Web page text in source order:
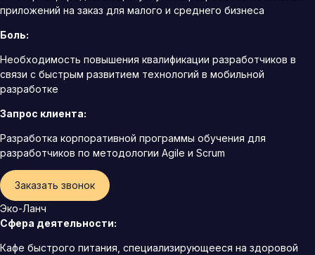
приложений на заказ для малого и среднего бизнеса
Боль:
Необходимость повышения квалификации разработчиков в
связи с быстрым развитием технологий в мобильной
разработке
Запрос клиента:
Разработка корпоративной программы обучения для
разработчиков по методологии Agile и Scrum
Заказать звонок
Эко-Ланч
Сфера деятельности:
Кафе быстрого питания, специализирующееся на здоровой